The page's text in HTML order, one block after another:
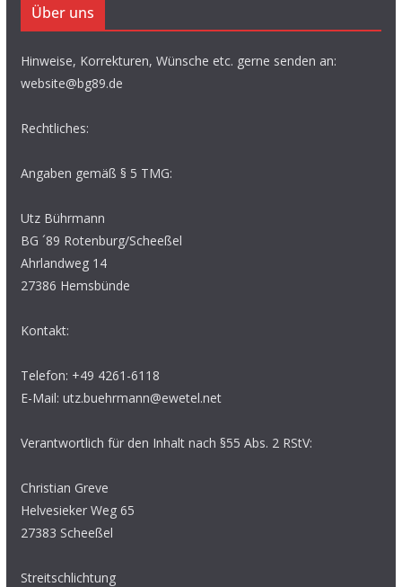
Über uns
Hinweise, Korrekturen, Wünsche etc. gerne senden an:
website@bg89.de
Rechtliches:
Angaben gemäß § 5 TMG:
Utz Bührmann
BG ´89 Rotenburg/Scheeßel
Ahrlandweg 14
27386 Hemsbünde
Kontakt:
Telefon: +49 4261-6118
E-Mail: utz.buehrmann@ewetel.net
Verantwortlich für den Inhalt nach §55 Abs. 2 RStV:
Christian Greve
Helvesieker Weg 65
27383 Scheeßel
Streitschlichtung